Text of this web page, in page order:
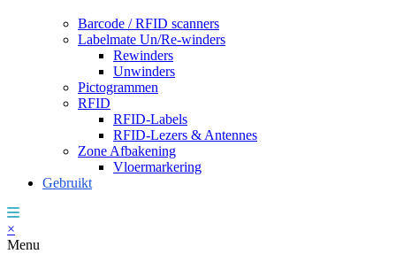
Barcode / RFID scanners
Labelmate Un/Re-winders
Rewinders
Unwinders
Pictogrammen
RFID
RFID-Labels
RFID-Lezers & Antennes
Zone Afbakening
Vloermarkering
Gebruikt
×
Menu